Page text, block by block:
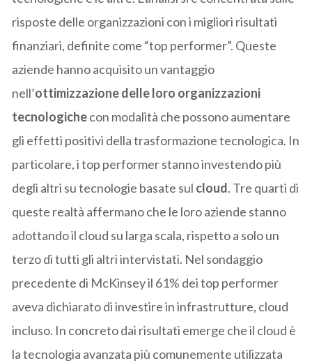
risposte delle organizzazioni con i migliori risultati
finanziari, definite come “top performer”. Queste
aziende hanno acquisito un vantaggio
nell’ottimizzazione delle loro organizzazioni
tecnologichecon modalità che possono aumentare
gli effetti positivi della trasformazione tecnologica. In
particolare, i top performer stanno investendo più
degli altri su tecnologie basate sul cloud. Tre quarti di
queste realtà affermano che le loro aziende stanno
adottando il cloud su larga scala, rispetto a solo un
terzo di tutti gli altri intervistati. Nel sondaggio
precedente di McKinsey il 61% dei top performer
aveva dichiarato di investire in infrastrutture, cloud
incluso. In concreto dai risultati emerge che il cloud è
la tecnologia avanzata più comunemente utilizzata